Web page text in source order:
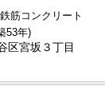
筋コンクリート
53年)
区宮坂３丁目